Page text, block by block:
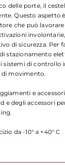
delle porte, il
Questo aspetto
che può
di sicurezza. Per
stazionamento
sistemi di controllo
movimento.
e
e degli accessori
da -10° a +40° C